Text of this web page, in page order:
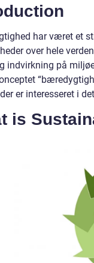
har været et
over hele
indvirkning på
er interesseret i
is